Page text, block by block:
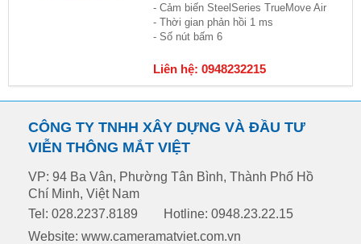
- Cảm biến SteelSeries TrueMove Air
- Thời gian phản hồi 1 ms
- Số nút bấm 6
Liên hệ: 0948232215
CÔNG TY TNHH XÂY DỰNG VÀ ĐẦU TƯ
VIỄN THÔNG MẮT VIỆT
VP: 94 Ba Vân, Phường Tân Bình, Thành Phố Hồ
Chí Minh, Việt Nam
Tel: 028.2237.8189
Hotline: 0948.23.22.15
Website: www.cameramatviet.com.vn